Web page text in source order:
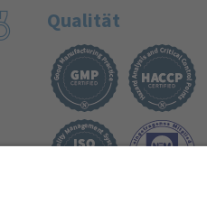
Qualität